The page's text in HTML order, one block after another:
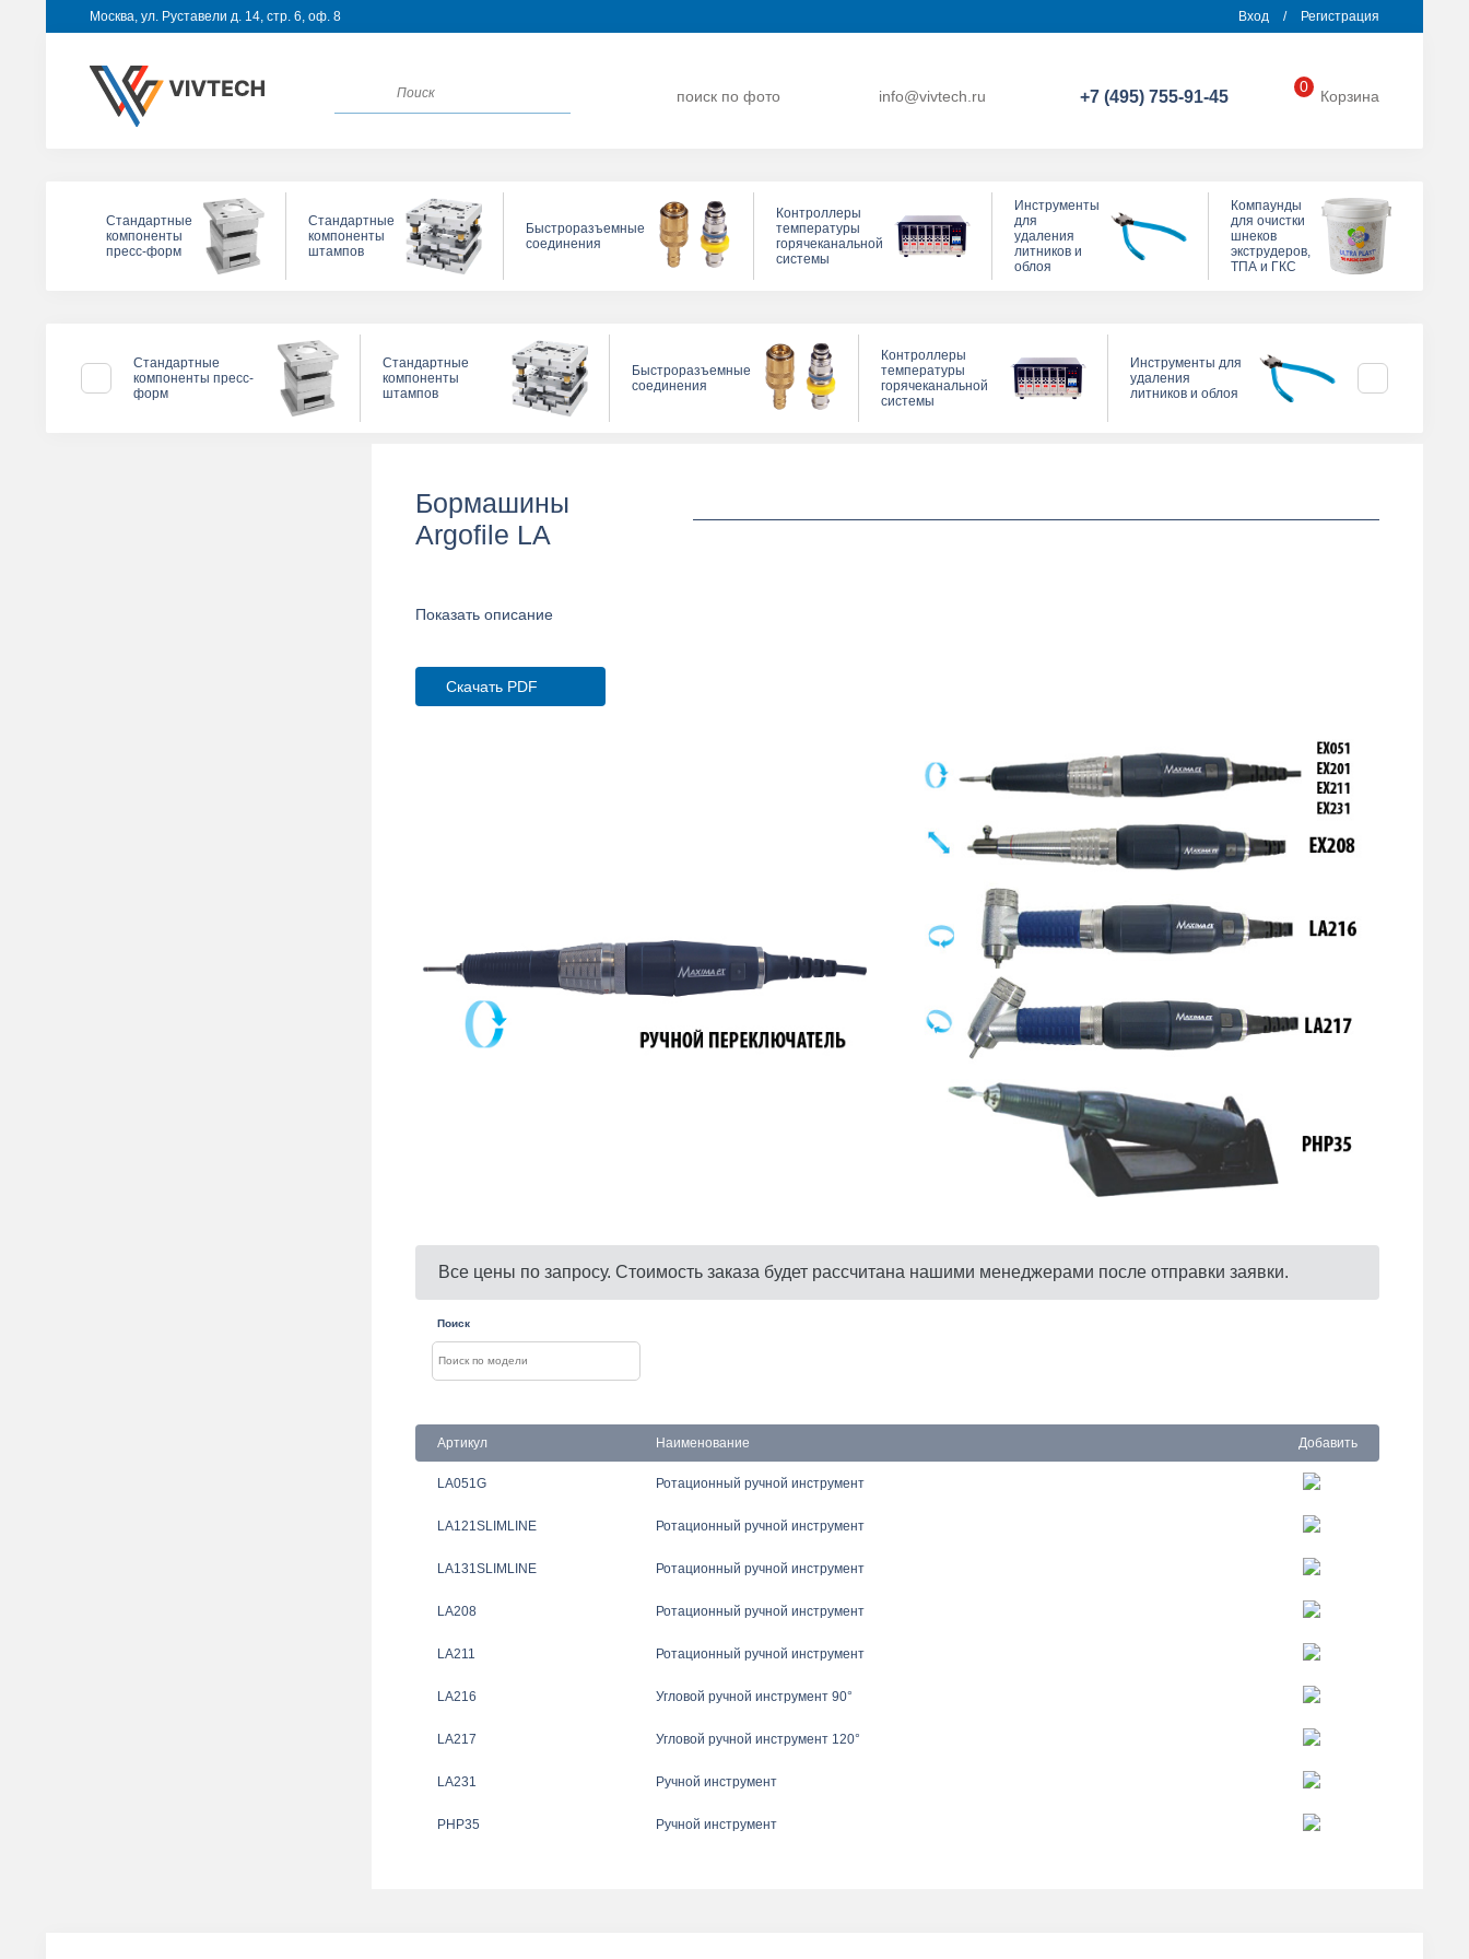
Москва, ул. Руставели д. 14, стр. 6, оф. 8 Вход / Регистрация
поиск по фото info@vivtech.ru +7 (495) 755-91-45
0
Корзина
Стандартные
компоненты
пресс-форм
Стандартные
компоненты
штампов
Быстроразъемные
соединения
Контроллеры
температуры
горячеканальной
системы
Инструменты
для
удаления
литников и
облоя
Компаунды
для очистки
шнеков
экструдеров,
ТПА и ГКС
Стандартные
компоненты пресс-
форм
Стандартные
компоненты
штампов
Быстроразъемные
соединения
Контроллеры
температуры
горячеканальной
системы
Инструменты для
удаления
литников и облоя
очистки
экструдеров,
Бормашины
Argofile LA
Показать описание
Скачать PDF
Все цены по запросу. Стоимость заказа будет рассчитана нашими менеджерами после отправки заявки.
Поиск
Артикул Наименование Добавить
LA051G Ротационный ручной инструмент
LA121SLIMLINE Ротационный ручной инструмент
LA131SLIMLINE Ротационный ручной инструмент
LA208 Ротационный ручной инструмент
LA211 Ротационный ручной инструмент
LA216 Угловой ручной инструмент 90°
LA217 Угловой ручной инструмент 120°
LA231 Ручной инструмент
PHP35 Ручной инструмент